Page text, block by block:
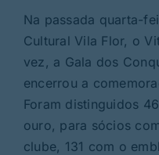
Na passada quarta-
Cultural Vila Flor, o
vez, a Gala dos
encerrou a
Foram distinguidos
ouro, para sócios
clube, 131 com o